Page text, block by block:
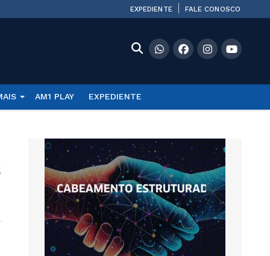
EXPEDIENTE FALE CONOSCO
AM1 PLAY EXPEDIENTE